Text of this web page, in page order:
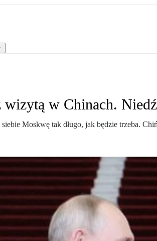
wizytą w Chinach.
siebie Moskwę tak długo, jak będzie trzeba.